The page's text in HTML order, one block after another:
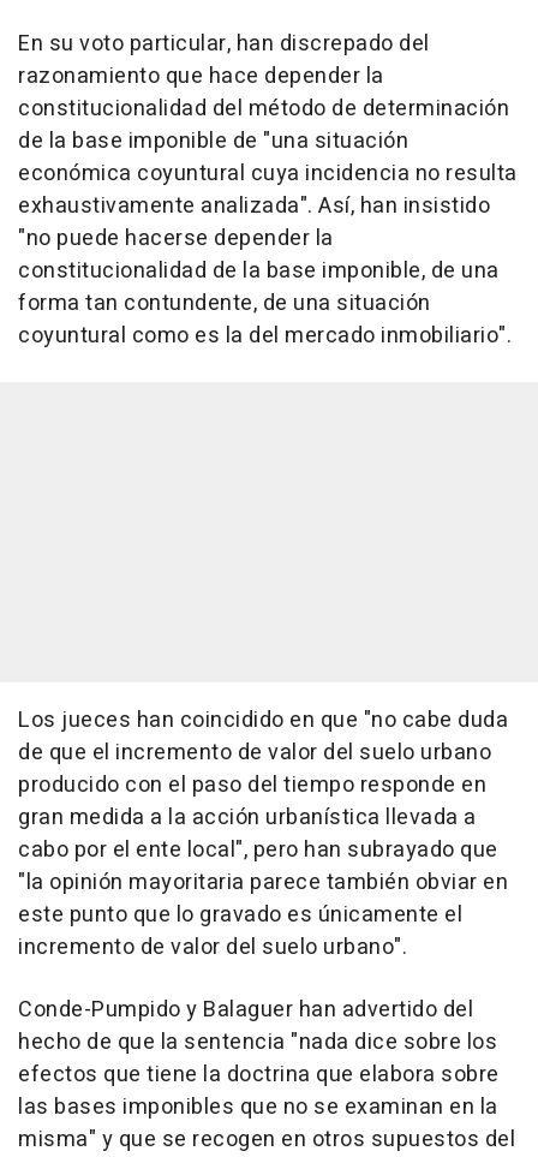
En su voto particular, han discrepado del
razonamiento que hace depender la
constitucionalidad del método de determinación
de la base imponible de "una situación
económica coyuntural cuya incidencia no resulta
exhaustivamente analizada". Así, han insistido
"no puede hacerse depender la
constitucionalidad de la base imponible, de una
forma tan contundente, de una situación
coyuntural como es la del mercado inmobiliario".
Los jueces han coincidido en que "no cabe duda
de que el incremento de valor del suelo urbano
producido con el paso del tiempo responde en
gran medida a la acción urbanística llevada a
cabo por el ente local", pero han subrayado que
"la opinión mayoritaria parece también obviar en
este punto que lo gravado es únicamente el
incremento de valor del suelo urbano".
Conde-Pumpido y Balaguer han advertido del
hecho de que la sentencia "nada dice sobre los
efectos que tiene la doctrina que elabora sobre
las bases imponibles que no se examinan en la
misma" y que se recogen en otros supuestos del